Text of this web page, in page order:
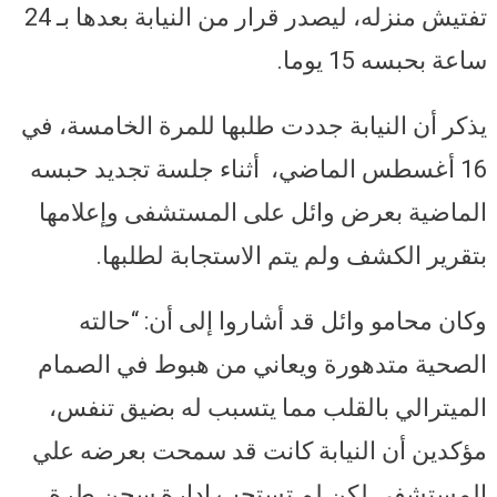
تفتيش منزله، ليصدر قرار من النيابة بعدها بـ 24
ساعة بحبسه 15 يوما.
يذكر أن النيابة جددت طلبها للمرة الخامسة، في
16 أغسطس الماضي، أثناء جلسة تجديد حبسه
الماضية بعرض وائل على المستشفى وإعلامها
بتقرير الكشف ولم يتم الاستجابة لطلبها.
وكان محامو وائل قد أشاروا إلى أن: “حالته
الصحية متدهورة ويعاني من هبوط في الصمام
الميترالي بالقلب مما يتسبب له بضيق تنفس،
مؤكدين أن النيابة كانت قد سمحت بعرضه علي